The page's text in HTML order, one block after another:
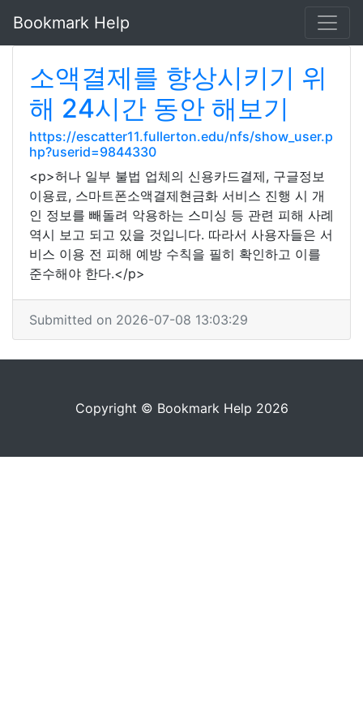
Bookmark Help
소액결제를 향상시키기 위
해 24시간 동안 해보기
https://escatter11.fullerton.edu/nfs/show_user.p
hp?userid=9844330
<p>허나 일부 불법 업체의 신용카드결제, 구글정보
이용료, 스마트폰소액결제현금화 서비스 진행 시 개
인 정보를 빼돌려 악용하는 스미싱 등 관련 피해 사례
역시 보고 되고 있을 것입니다. 따라서 사용자들은 서
비스 이용 전 피해 예방 수칙을 필히 확인하고 이를
준수해야 한다.</p>
Submitted on 2026-07-08 13:03:29
Copyright © Bookmark Help 2026